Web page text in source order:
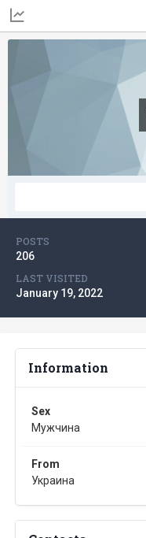
POSTS
206
LAST VISITED
January 19, 2022
Information
Sex
Мужчина
From
Украина